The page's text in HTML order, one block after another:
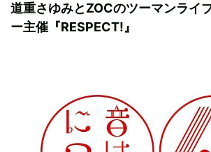
道重さゆみとZOCのツーマンライ
ー主催『RESPECT!』